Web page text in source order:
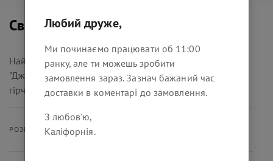
Любий друже,
Ми починаємо працювати об 11:00
ранку, але ти можешь зробити
замовлення зараз. Зазнач бажаний час
доставки в коментарі до замовлення.
З любов'ю,
Каліфорнія.
Світ Хіккорі
Найпопулярніший соус, на основі знаменитого соусу
"Джек Дєніелз", з додаванням айолі та американської
гірчиці.
РОЗМІР ПОРЦІЇ 40 г